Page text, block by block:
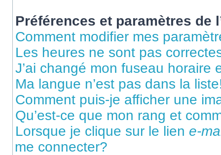
Préférences et paramètres de
Comment modifier mes
Les heures ne sont pas
J’ai changé mon fuseau horaire
Ma langue n’est pas dans la
Comment puis-je afficher une
Qu’est-ce que mon rang et
Lorsque je clique sur le lien e-
me connecter?